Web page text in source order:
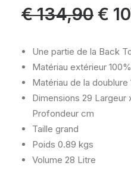
€134,90 Le
prix
€
€
Une partie de la Back
Matériau extérieur
Matériau de la doublure
Dimensions 29 Largeur
Profondeur cm
Taille grand
Poids 0.89 kgs
Volume 28 Litre